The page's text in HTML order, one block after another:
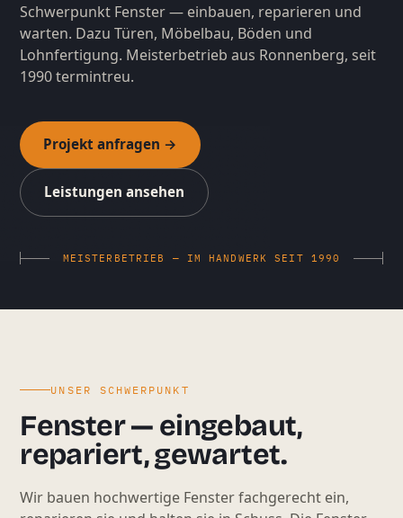
Schwerpunkt Fenster — einbauen, reparieren und
warten. Dazu Türen, Möbelbau, Böden und
Lohnfertigung. Meisterbetrieb aus Ronnenberg, seit
1990 termintreu.
Projekt anfragen →
Leistungen ansehen
MEISTERBETRIEB — IM HANDWERK SEIT 1990
UNSER SCHWERPUNKT
Fenster — eingebaut,
repariert, gewartet.
Wir bauen hochwertige Fenster fachgerecht ein,